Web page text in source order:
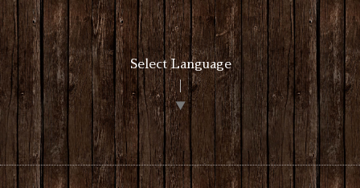
Select Language
▼